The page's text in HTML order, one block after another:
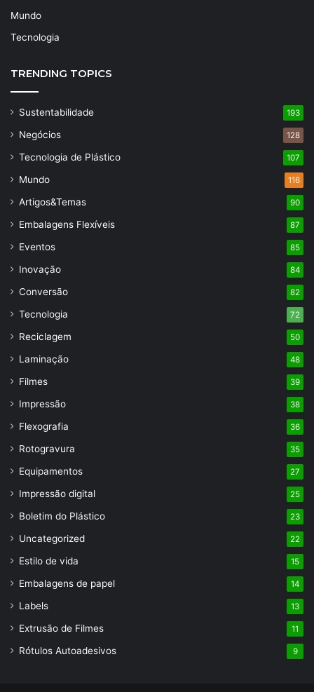
Mundo
Tecnologia
TRENDING TOPICS
Sustentabilidade 193
Negócios 128
Tecnologia de Plástico 107
Mundo 116
Artigos&Temas 90
Embalagens Flexíveis 87
Eventos 85
Inovação 84
Conversão 82
Tecnologia 72
Reciclagem 50
Laminação 48
Filmes 39
Impressão 38
Flexografia 36
Rotogravura 35
Equipamentos 27
Impressão digital 25
Boletim do Plástico 23
Uncategorized 22
Estilo de vida 15
Embalagens de papel 14
Labels 13
Extrusão de Filmes 11
Rótulos Autoadesivos 9